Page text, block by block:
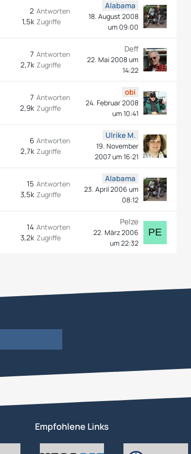
Antworten
2
Zugriffe
1,5k
Alabama
18. August 2008
um 09:00
Antworten
7
Zugriffe
2,7k
Deff
22. Mai 2008 um
14:22
Antworten
7
Zugriffe
2,9k
obi
24. Februar 2008
um 10:41
Antworten
6
Zugriffe
2,7k
Ulrike M.
19. November
2007 um 16:21
Antworten
15
Zugriffe
3,5k
Alabama
23. April 2006 um
08:12
Antworten
14
Zugriffe
3,2k
Pelze
22. März 2006
um 22:32
Empfohlene Links